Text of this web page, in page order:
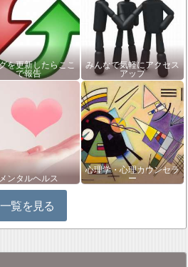
を更新したらここ
で報告
みんなで気軽にアクセス
アップ
メンタルヘルス
心理学・心理カウンセラ
ー
一覧を見る